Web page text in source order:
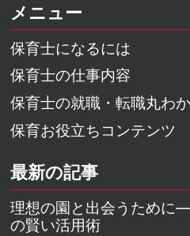
メニュー
保育士になるには
保育士の仕事内容
保育士の就職・転職丸わ
保育お役立ちコンテンツ
最新の記事
理想の園と出会うために
の賢い活用術